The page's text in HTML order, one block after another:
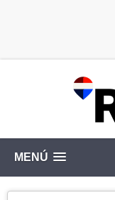
MENÚ